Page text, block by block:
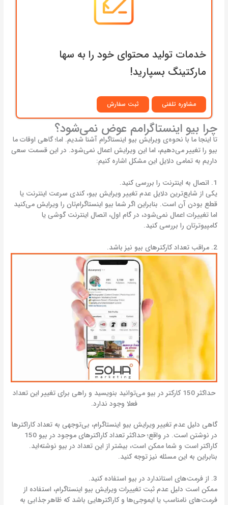
خدمات تولید محتوای خود را به سها
مارکتینگ بسپارید!
مشاوره تلفنی ثبت سفارش
چرا بیو اینستاگرامم عوض نمی‌شود؟
تا اینجا ما با نحوه‌ی ویرایش بیو اینستاگرام آشنا شدیم. اما؛ گاهی اوقات ما
بیو را تغییر می‌دهیم، اما این ویرایش اعمال نمی‌شود. در این قسمت سعی
داریم به تمامی دلایل این مشکل اشاره کنیم:
1. اتصال به اینترنت را بررسی کنید.
یکی از شایع‌ترین دلایل عدم تغییر ویرایش بیو، کندی سرعت اینترنت یا
قطع بودن آن است. بنابراین اگر شما بیو اینستاگرام‌تان را ویرایش می‌کنید
اما تغییرات اعمال نمی‌شود، در گام اول، اتصال اینترنت گوشی یا
کامپیوترتان را بررسی کنید.
2. مراقب تعداد کارکترهای بیو نیز باشد.
حداکثر 150 کارکتر در بیو می‌توانید بنویسید و راهی برای تغییر این تعداد
فعلا وجود ندارد.
گاهی دلیل عدم تغییر ویرایش بیو اینستاگرام، بی‌توجهی به تعداد کاراکترها
در نوشتن است. در واقع؛ حداکثر تعداد کاراکترهای موجود در بیو 150
کاراکتر است و شما ممکن است، بیشتر از این تعداد در بیو نوشته‌اید.
بنابراین به این مسئله نیز توجه کنید.
3. از فرمت‌های استاندارد در بیو استفاده کنید.
ممکن است دلیل عدم ثبت تغییرات ویرایش بیو اینستاگرام، استفاده از
فرمت‌های نامناسب یا ایموجی‌ها و کاراکترهایی باشد که ظاهر جذابی به